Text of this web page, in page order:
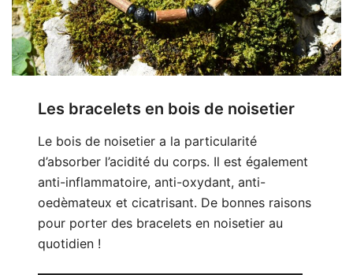
Les bracelets en bois de noisetier
Le bois de noisetier a la particularité
d’absorber l’acidité du corps. Il est également
anti-inflammatoire, anti-oxydant, anti-
oedèmateux et cicatrisant. De bonnes raisons
pour porter des bracelets en noisetier au
quotidien !